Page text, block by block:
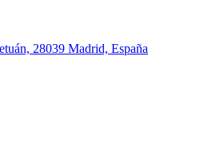
28039 Madrid, España